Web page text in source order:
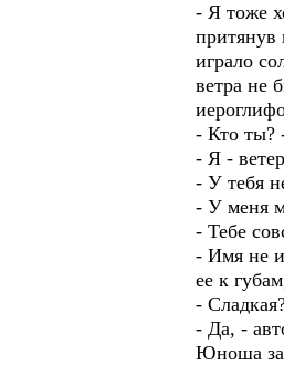
- Я тоже
притянув
играло
ветра не
- Кто ты?
- Я -
- У тебя
- У меня
- Тебе
- Имя не
ее к
-
- Да, -
Юноша